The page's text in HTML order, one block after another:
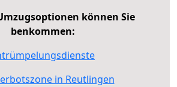
können Sie
benkommen:
in Reutlingen